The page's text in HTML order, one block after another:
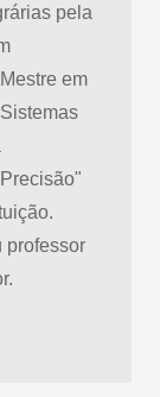
pela
em
professor